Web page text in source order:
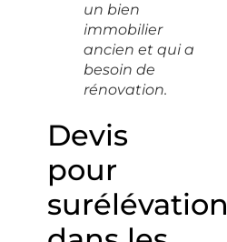
un bien
immobilier
ancien et qui a
besoin de
rénovation.
Devis
pour
surélévation